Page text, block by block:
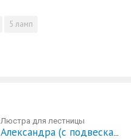
5 ламп
Люстра для лестницы
Александра (с подвесками баден,пластина)